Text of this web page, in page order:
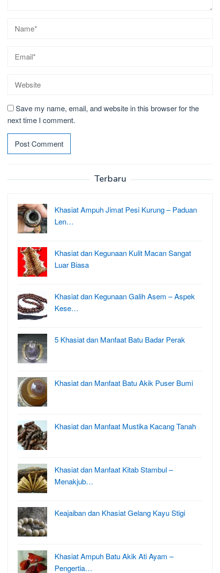
Save my name, email, and website in this browser for the
next time I comment.
Terbaru
Khasiat Ampuh Jimat Pesi Kurung – Paduan
Len…
Khasiat dan Kegunaan Kulit Macan Sangat
Luar Biasa
Khasiat dan Kegunaan Galih Asem – Aspek
Kese…
5 Khasiat dan Manfaat Batu Badar Perak
Khasiat dan Manfaat Batu Akik Puser Bumi
Khasiat dan Manfaat Mustika Kacang Tanah
Khasiat dan Manfaat Kitab Stambul –
Menakjub…
Keajaiban dan Khasiat Gelang Kayu Stigi
Khasiat Ampuh Batu Akik Ati Ayam –
Pengertia…